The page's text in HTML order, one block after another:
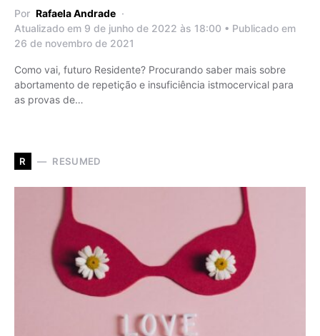
Por Rafaela Andrade
Atualizado em 9 de junho de 2022 às 18:00 • Publicado em
26 de novembro de 2021
Como vai, futuro Residente? Procurando saber mais sobre
abortamento de repetição e insuficiência istmocervical para
as provas de…
R RESUMED